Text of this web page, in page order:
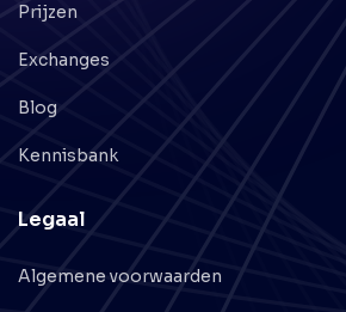
Prijzen
Exchanges
Blog
Kennisbank
Legaal
Algemene voorwaarden